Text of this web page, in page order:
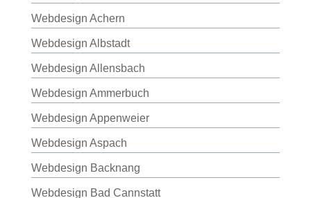
Webdesign Achern
Webdesign Albstadt
Webdesign Allensbach
Webdesign Ammerbuch
Webdesign Appenweier
Webdesign Aspach
Webdesign Backnang
Webdesign Bad Cannstatt